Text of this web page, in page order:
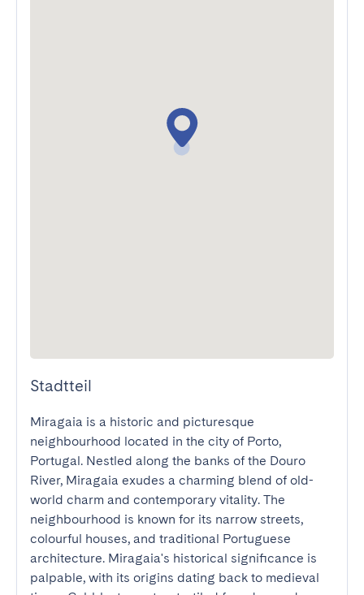
Stadtteil
Miragaia is a historic and picturesque
neighbourhood located in the city of Porto,
Portugal. Nestled along the banks of the Douro
River, Miragaia exudes a charming blend of old-
world charm and contemporary vitality. The
neighbourhood is known for its narrow streets,
colourful houses, and traditional Portuguese
architecture. Miragaia's historical significance is
palpable, with its origins dating back to medieval